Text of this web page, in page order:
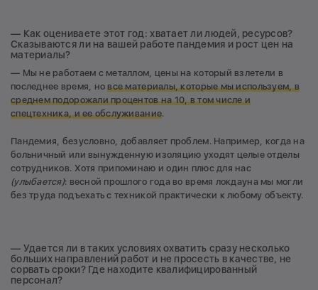
— Как оцениваете этот год: хватает ли людей, ресурсов?
Сказываются ли на вашей работе пандемия и рост цен на
материалы?
— Мы не работаем с металлом, цены на который взлетели в
последнее время, новсе материалы, которые мы используем, в
среднем подорожали процентов на 10, в том числе и
спецтехника, и ее обслуживание.
Пандемия, безусловно, добавляет проблем. Например, когда на
больничный или вынужденную изоляцию уходят целые отделы
сотрудников. Хотя припоминаю и один плюс для нас
(улыбается): весной прошлого года во время локдауна мы могли
без труда подъехать с техникой практически к любому объекту.
— Удается ли в таких условиях охватить сразу несколько
больших направлений работ и не просесть в качестве, не
сорвать сроки? Где находите квалифицированный
персонал?